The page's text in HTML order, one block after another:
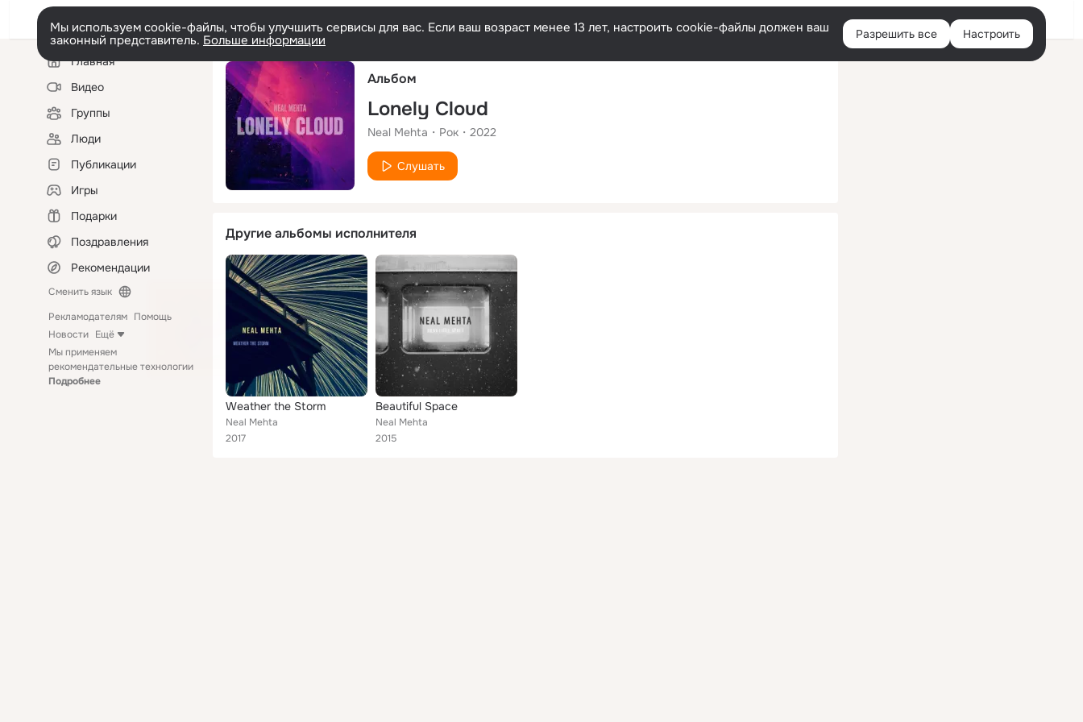
Русский Войти
Мы используем cookie-файлы, чтобы улучшить сервисы для вас. Если ваш возраст менее 13 лет, настроить cookie-файлы должен ваш
законный представитель. Больше информации Разрешить все Настроить
Левая
колонкаГлавная
Видео
Группы
Люди
Публикации
Игры
Подарки
Поздравления
Рекомендации
Сменить язык
Рекламодателям Помощь
Новости Ещё
Мы применяем
рекомендательные технологии
Подробнее
Альбом
Lonely Cloud
Neal Mehta Рок 2022
Слушать
Другие альбомы исполнителя
Weather the Storm
Neal Mehta
2017
Beautiful Space
Neal Mehta
2015